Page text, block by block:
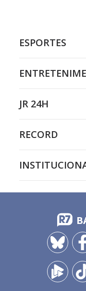
ESPORTES
JR 24H
RECORD